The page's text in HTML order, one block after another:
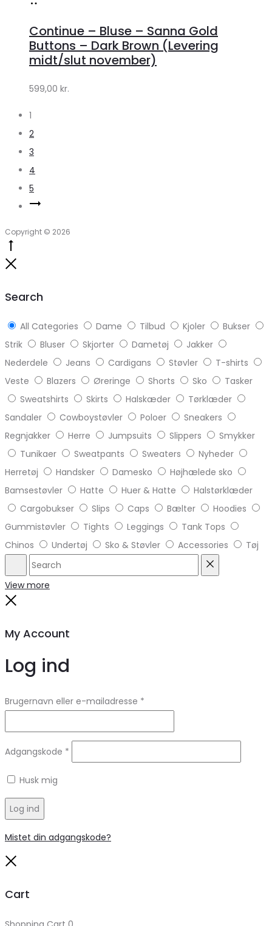
Lykke
by
Continue – Bluse – Sanna Gold
Buttons – Dark Brown (Levering
midt/slut november)
599,00 kr.
1
2
3
4
5
Copyright © 2026
Search
All Categories Dame Tilbud Kjoler
Bukser
Strik
Bluser Skjorter Dametøj
Jakker
Nederdele
Jeans Cardigans Støvler
T-shirts
Veste
Blazers Øreringe Shorts Sko
Tasker
Sweatshirts
Skirts Halskæder
Tørklæder
Sandaler
Cowboystøvler Poloer
Sneakers
Regnjakker
Herre Jumpsuits Slippers
Smykker
Tunikaer
Sweatpants Sweaters
Nyheder
Herretøj
Handsker Damesko
Højhælede sko
Bamsestøvler
Hatte Huer & Hatte
Halstørklæder
Cargobukser
Slips Caps Bælter
Hoodies
Gummistøvler
Tights Leggings
Tank Tops
Chinos
Undertøj Sko & Støvler Accessories Tøj
Search
View more
My Account
Log ind
Brugernavn eller e-mailadresse *
Adgangskode *
Husk mig
Log ind
Mistet din adgangskode?
Cart